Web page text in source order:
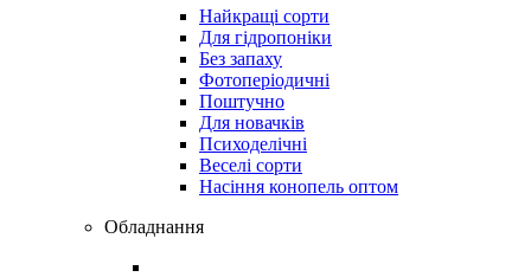
Найкращі сорти
Для гідропоніки
Без запаху
Фотоперіодичні
Поштучно
Для новачків
Психоделічні
Веселі сорти
Насіння конопель оптом
Обладнання